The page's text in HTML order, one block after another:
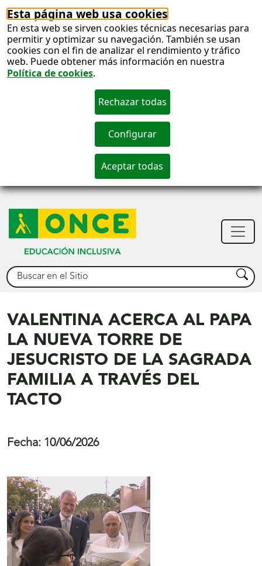
Esta página web usa cookies
En esta web se sirven cookies técnicas necesarias para
permitir y optimizar su navegación. También se usan
cookies con el fin de analizar el rendimiento y tráfico
web. Puede obtener más información en nuestra
Política de cookies.
Buscar Buscar
VALENTINA ACERCA AL PAPA
LA NUEVA TORRE DE
JESUCRISTO DE LA SAGRADA
FAMILIA A TRAVÉS DEL
TACTO
Fecha: 10/06/2026